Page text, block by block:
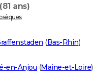
(81 ans)
(Bas-Rhin)
en-Anjou (Maine-et-Loire)